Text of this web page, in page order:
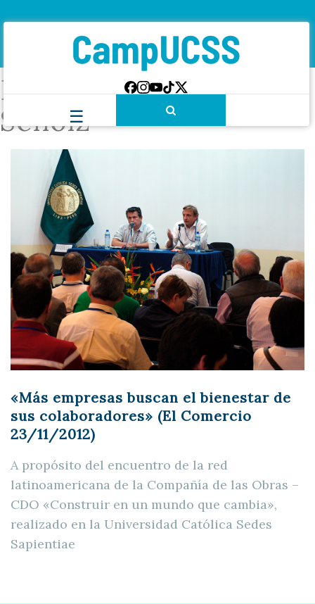
Etiqueta:Bernhard
Scholz
«Más empresas buscan el bienestar de
sus colaboradores» (El Comercio
23/11/2012)
A propósito del encuentro de la red
latinoamericana de la Compañía de las Obras –
CDO «Construir en un mundo que cambia»,
realizado en la Universidad Católica Sedes
Sapientiae